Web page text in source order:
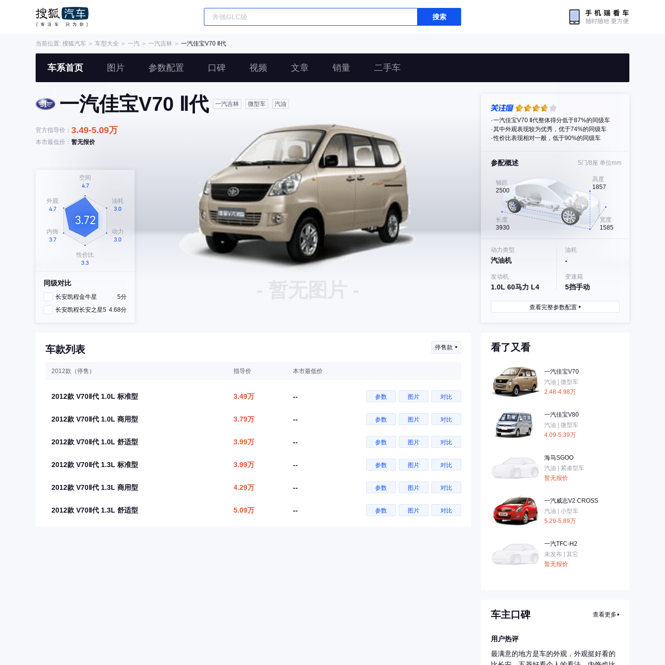
搜索
当前位置: 搜狐汽车 ＞ 车型大全 ＞ 一汽 ＞ 一汽吉林 ＞ 一汽佳宝V70 Ⅱ代
车系首页 图片 参数配置 口碑 视频 文章 销量 二手车
一汽佳宝V70 Ⅱ代 一汽吉林 微型车 汽油
官方指导价： 3.49-5.09万
本市最低价： 暂无报价
同级对比
长安凯程金牛星
5分
长安凯程长安之星5 4.68分
一汽佳宝V70 Ⅱ代整体得分低于87%的同级车
其中外观表现较为优秀，优于74%的同级车
性价比表现相对一般，低于90%的同级车
参配概述 5门/8座 单位mm
轴距
2500
高度
1857
长度
3930
宽度
1585
动力类型
汽油机
油耗
-
发动机
1.0L 60马力 L4
变速箱
5挡手动
查看完整参数配置
车款列表 停售款
2012款（停售） 指导价 本市最低价
2012款 V70Ⅱ代 1.0L 标准型 3.49万 -- 参数 图片 对比
2012款 V70Ⅱ代 1.0L 商用型 3.79万 -- 参数 图片 对比
2012款 V70Ⅱ代 1.0L 舒适型 3.99万 -- 参数 图片 对比
2012款 V70Ⅱ代 1.3L 标准型 3.99万 -- 参数 图片 对比
2012款 V70Ⅱ代 1.3L 商用型 4.29万 -- 参数 图片 对比
2012款 V70Ⅱ代 1.3L 舒适型 5.09万 -- 参数 图片 对比
看了又看
一汽佳宝V70
汽油 | 微型车
2.48-4.98万
一汽佳宝V80
汽油 | 微型车
4.09-5.39万
海马SGOO
汽油 | 紧凑型车
暂无报价
一汽威志V2 CROSS
汽油 | 小型车
5.29-5.89万
一汽TFC-H2
未发布 | 其它
暂无报价
车主口碑 查看更多
用户热评
最满意的地方是车的外观，外观挺好看的